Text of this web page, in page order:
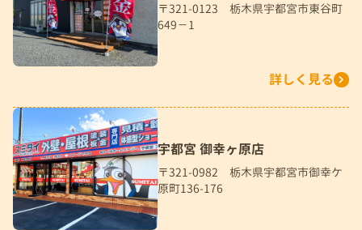
〒321-0123 栃木県宇都宮市東谷町
649－1
詳しく見る
宇都宮 御幸ヶ原店
〒321-0982 栃木県宇都宮市御幸ケ
原町136-176